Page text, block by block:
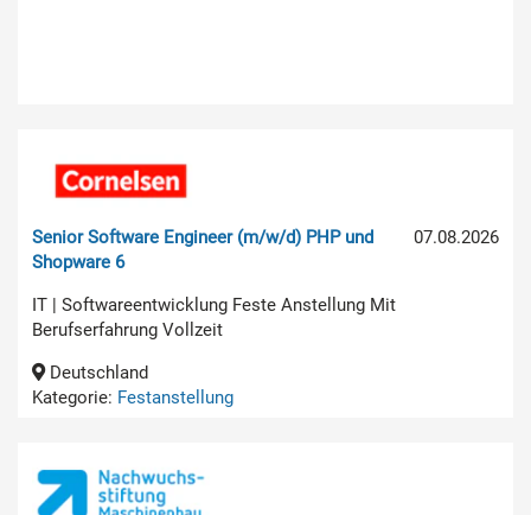
07.08.2026
Senior Software Engineer (m/w/d) PHP und
Shopware 6
IT | Softwareentwicklung Feste Anstellung Mit
Berufserfahrung Vollzeit
Deutschland
Kategorie: Festanstellung